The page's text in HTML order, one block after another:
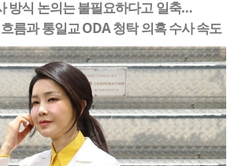
방식 논의는 불필요하다고 일축…
름과 통일교 ODA 청탁 의혹 수사 속도